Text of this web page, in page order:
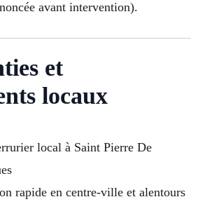
avant intervention).
et
locaux
local à Saint Pierre De
rapide en centre-ville et alentours